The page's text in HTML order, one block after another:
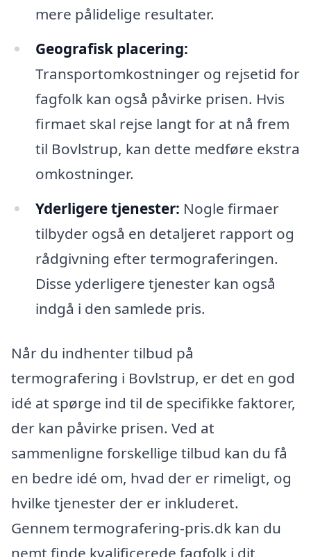
mere pålidelige resultater.
Geografisk placering:
Transportomkostninger og rejsetid for
fagfolk kan også påvirke prisen. Hvis
firmaet skal rejse langt for at nå frem
til Bovlstrup, kan dette medføre ekstra
omkostninger.
Yderligere tjenester: Nogle firmaer
tilbyder også en detaljeret rapport og
rådgivning efter termograferingen.
Disse yderligere tjenester kan også
indgå i den samlede pris.
Når du indhenter tilbud på
termografering i Bovlstrup, er det en god
idé at spørge ind til de specifikke faktorer,
der kan påvirke prisen. Ved at
sammenligne forskellige tilbud kan du få
en bedre idé om, hvad der er rimeligt, og
hvilke tjenester der er inkluderet.
Gennem termografering-pris.dk kan du
nemt finde kvalificerede fagfolk i dit